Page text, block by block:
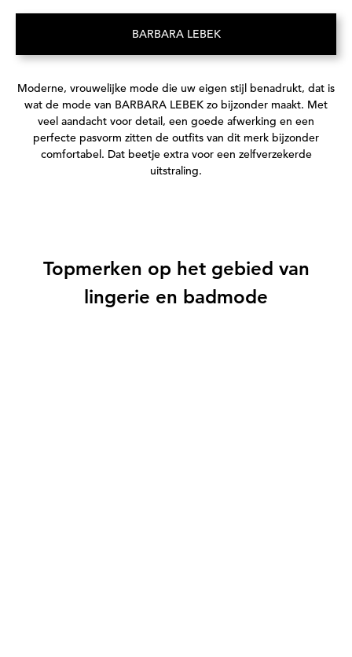
BARBARA LEBEK
(Opent in een nieuw tabblad)
Moderne, vrouwelijke mode die uw eigen stijl benadrukt, dat is
wat de mode van BARBARA LEBEK zo bijzonder maakt. Met
veel aandacht voor detail, een goede afwerking en een
perfecte pasvorm zitten de outfits van dit merk bijzonder
comfortabel. Dat beetje extra voor een zelfverzekerde
uitstraling.
Topmerken op het gebied van
lingerie en badmode